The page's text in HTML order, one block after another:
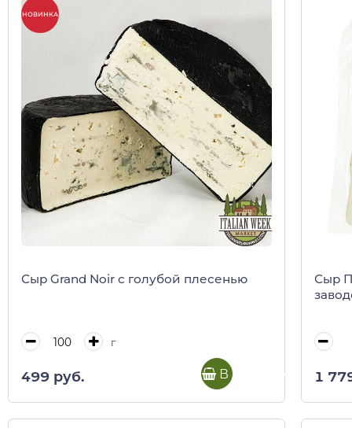
НОВИНКА
Сыр Grand Noir с голубой плесенью
г
499 руб. В корзину
Сыр
1